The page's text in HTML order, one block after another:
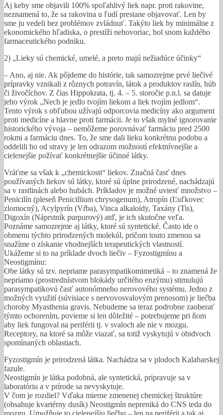
Aj keby sme objavili 100% spoľahlivý liek napr. proti rakovine,
neznamená to, že sa rakovina u ľudí prestane objavovať. Len by
sme ju vedeli bez problémov zvládnuť. Takýto liek by minimálne z
ekonomického hľadiska, o prestíži nehovoriac, bol snom každého
farmaceutického podniku.
2) „Lieky sú chemické, umelé, a preto majú nežiadúce účinky“
– Ano, aj nie. Ak pôjdeme do histórie, tak samozrejme prvé liečivé
prípravky vznikali z rôznych potravín, látok a produktov raslín, húb
či živočíchov. Z čias Hippokrata, tj. 4. – 5. storočie p.n.l. sa datuje
jeho výrok „Nech je jedlo tvojím liekom a liek tvojím jedlom“.
Tento výrok s obľubou užívajú odporcovia medicíny ako argument
proti medicíne a hlavne proti farmácii. Je to však mylné ignorovanie
historického vývoja – nemôžeme porovnávať farmáciu pred 2500
rokmi a farmáciu dnes. To, že sme dali lieku konkrétnu podobu a
oddelili ho od stravy je len odrazom možností efektnívnejšie a
cielenejšie požívať konkrétnejšie účinné látky.
Vráťme sa však k „chemickosti“ liekov. Značná časť dnes
používaných liekov sú látky, ktoré sú úplne prirodzené, nachádzajú
sa v rastlinách alebo hubách. Príkladov je možné uviesť množstvo –
Penicilín (pleseň Penicillium chrysogenum), Atropín (Ľuľkovec
zlomocný), Acylpyrín (Vŕba), Vinca alkaloidy, Taxány (Tis),
Digoxín (Náprstník purpurový) atď, je ich skutočne veľa.
Poznáme samozrejme aj látky, ktoré sú syntetické. Často ide o
obmenu týchto prirodzených molekúl, pričom touto zmenou sa
snažíme o získanie vhodnejších terapeutických vlastností.
Ukážeme si to na príklade dvoch liečiv – Fyzostigmínu a
Neostigmínu:
Obe látky sú tzv. nepriame parasympatikomimetiká – to znamená že
nepriamo (prostrednístvom blokády určitého enzýmu) stimulujú
parasympatikovú časť autonómneho nerovového systému. Jedno z
možných využití (súvisiace s nervovosvalovým prenosom) je liečba
choroby Myasthenia gravis. Nebudeme sa teraz podrobne zaoberať
týmto ochorením, povieme si len dôležité – potrebujeme pri ňom
aby liek fungoval na periférii tj. v svaloch ale nie v mozgu.
Receptory, na ktoré sa môže viazať, sa totiž vyskytujú v obidvoch
spomínaných oblastiach.
Fyzostigmín je prirodzená látka. Nachádza sa v plodoch Kalabarskej
fazule.
Neostigmín je látka podobná, ale syntetická, pripravuje sa v
laboratóriu a v prírode sa nevyskytuje.
V čom je rozdiel? Vďaka mierne zmenenej chemickej štruktúre
(obsahuje kvartérny dusík) Neostigmín nepreniká do CNS teda do
mozgu. Umožňuje to cielenejšiu liečbu – len na periférii a tak aj